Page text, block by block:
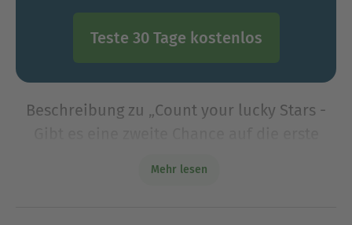
Teste 30 Tage kostenlos
Beschreibung zu „Count your lucky Stars -
Mehr lesen